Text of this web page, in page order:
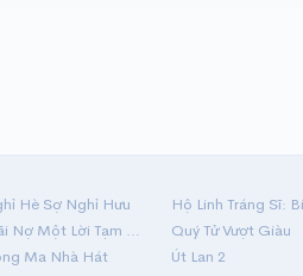
Hè Sợ Nghỉ Hưu
Mãi Nợ Một Lời Tạm Biệt
Quý Tử Vượt Giàu
Ma Nhà Hát
Út Lan 2